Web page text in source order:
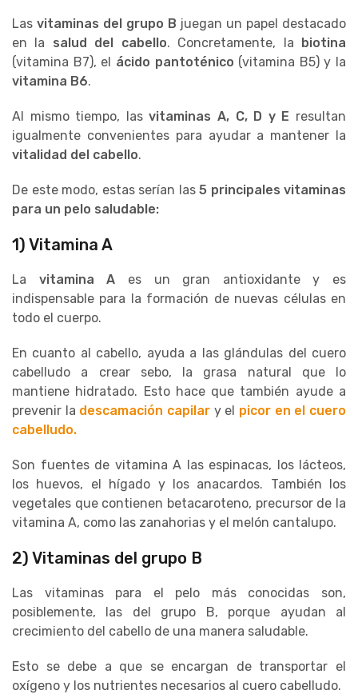
Las vitaminas del grupo B juegan un papel destacado
en la salud del cabello. Concretamente, la biotina
(vitamina B7), el ácido pantoténico (vitamina B5) y la
vitamina B6.
Al mismo tiempo, lasvitaminas A, C, D y E resultan
igualmente convenientes para ayudar a mantener la
vitalidad del cabello.
De este modo, estas serían las 5 principales vitaminas
para un pelo saludable:
1) Vitamina A
La vitamina A es un gran antioxidante y es
indispensable para la formación de nuevas células en
todo el cuerpo.
En cuanto al cabello, ayuda a las glándulas del cuero
cabelludo a crear sebo, la grasa natural que lo
mantiene hidratado. Esto hace que también ayude a
prevenir la descamación capilar y el picor en el cuero
cabelludo.
Son fuentes de vitamina A las espinacas, los lácteos,
los huevos, el hígado y los anacardos. También los
vegetales que contienen betacaroteno, precursor de la
vitamina A, como las zanahorias y el melón cantalupo.
2) Vitaminas del grupo B
Las vitaminas para el pelo más conocidas son,
posiblemente, las del grupo B, porque ayudan al
crecimiento del cabello de una manera saludable.
Esto se debe a que se encargan de transportar el
oxígeno y los nutrientes necesarios al cuero cabelludo.